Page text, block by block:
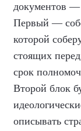
документов —
Первый —
которой
стоящих
срок
Второй блок
описывать